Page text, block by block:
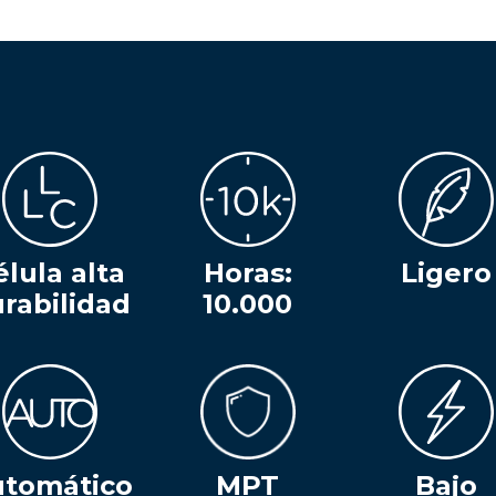
alta
Horas:
10.000
Ligero
MPT
Bajo